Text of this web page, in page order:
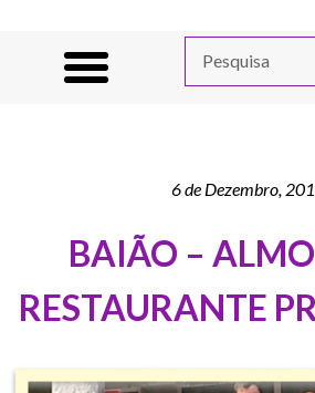
6 de Dezembro,
BAIÃO –
RESTAURANTE